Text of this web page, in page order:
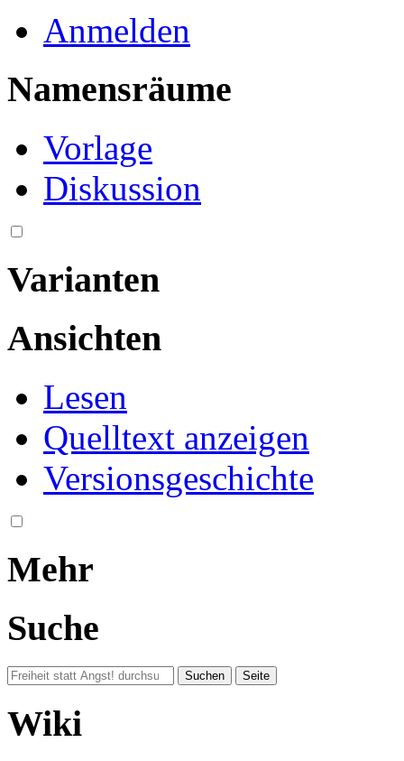
Anmelden
Namensräume
Vorlage
Diskussion
Varianten
Ansichten
Lesen
Quelltext anzeigen
Versionsgeschichte
Mehr
Suche
Wiki